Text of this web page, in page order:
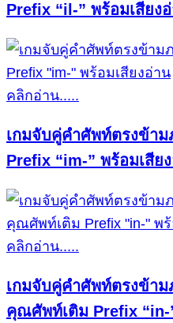
Prefix “il-” พร้อมเสียง
คลิกอ่าน.....
เกมจับคู่คำศัพท์ตรงข้า
Prefix “im-” พร้อมเสีย
คลิกอ่าน.....
เกมจับคู่คำศัพท์ตรงข้า
คุณศัพท์เติม Prefix “in-